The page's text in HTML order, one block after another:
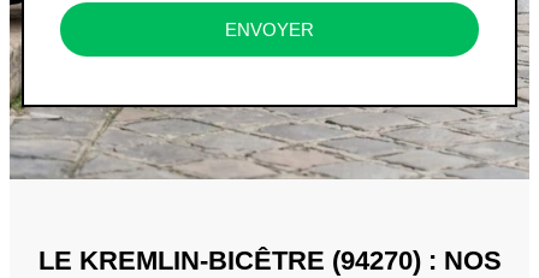
ENVOYER
LE KREMLIN-BICÊTRE (94270) : NOS